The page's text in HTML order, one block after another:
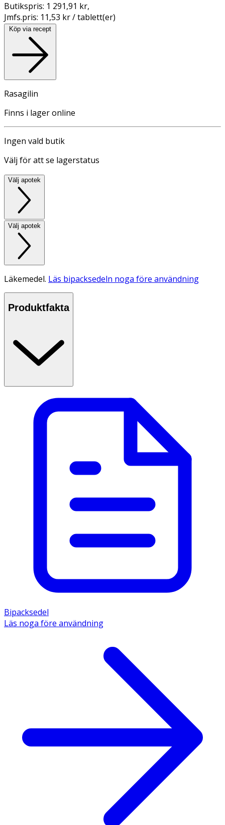
Butikspris: 1 291,91 kr,
Jmfs.pris: 11,53 kr / tablett(er)
Köp via recept
Rasagilin
Finns i lager online
Ingen vald butik
Välj för att se lagerstatus
Välj apotek
Välj apotek
Läkemedel. Läs bipacksedeln noga före användning
Produktfakta
Bipacksedel
Läs noga före användning